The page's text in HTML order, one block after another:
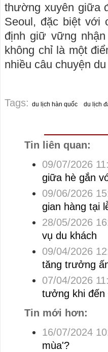
thường xuyên giữa
Seoul, đặc biệt với
định giữ vững
không chỉ là một
nhiều câu chuyện
Tags: du lịch hàn quốc du lịch
Tin liên quan:
09/07/2026
giữa hè gắn
09/06/2026
gian hàng tại
28/05/2026
vụ du khách
09/04/2026
tăng trưởng
07/04/2026
tưởng khi đến
Tin mới hơn:
16/07/2024
mùa'?